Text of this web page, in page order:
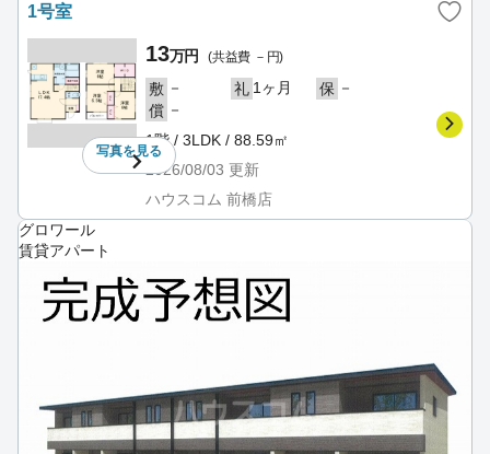
1号室
写真を見る
13万円 (共益費 －円)
敷 － 礼 1ヶ月 保 －
償 －
1階 / 3LDK / 88.59㎡
2026/08/03 更新
ハウスコム 前橋店
グロワール
賃貸アパート